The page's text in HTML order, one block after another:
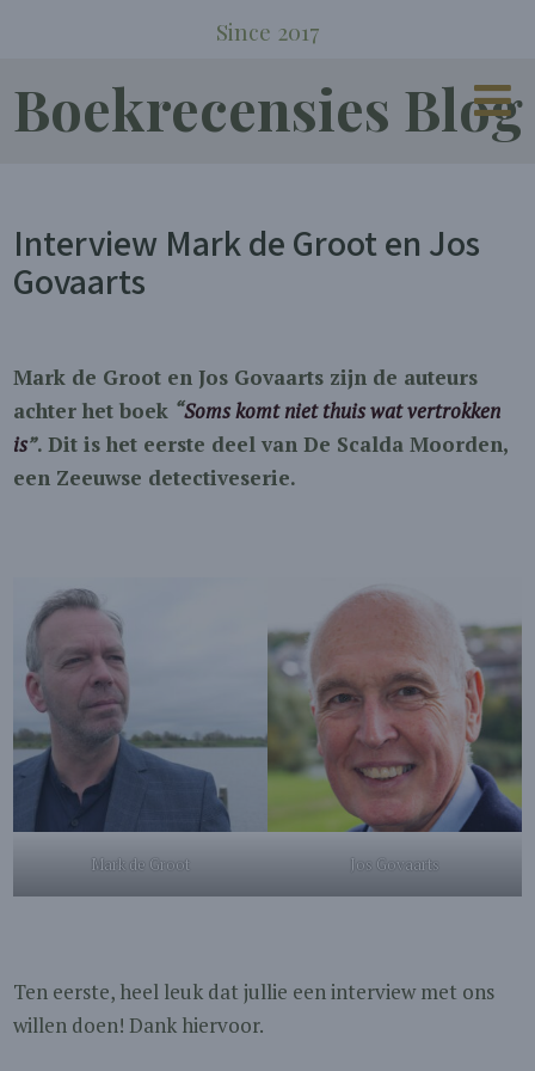
Since 2017
Boekrecensies Blog
Interview Mark de Groot en Jos
Govaarts
Mark de Groot en Jos Govaarts zijn de auteurs
achter het boek “Soms komt niet thuis wat vertrokken
is”. Dit is het eerste deel van De Scalda Moorden,
een Zeeuwse detectiveserie.
Mark de Groot Jos Govaarts
Ten eerste, heel leuk dat jullie een interview met ons
willen doen! Dank hiervoor.